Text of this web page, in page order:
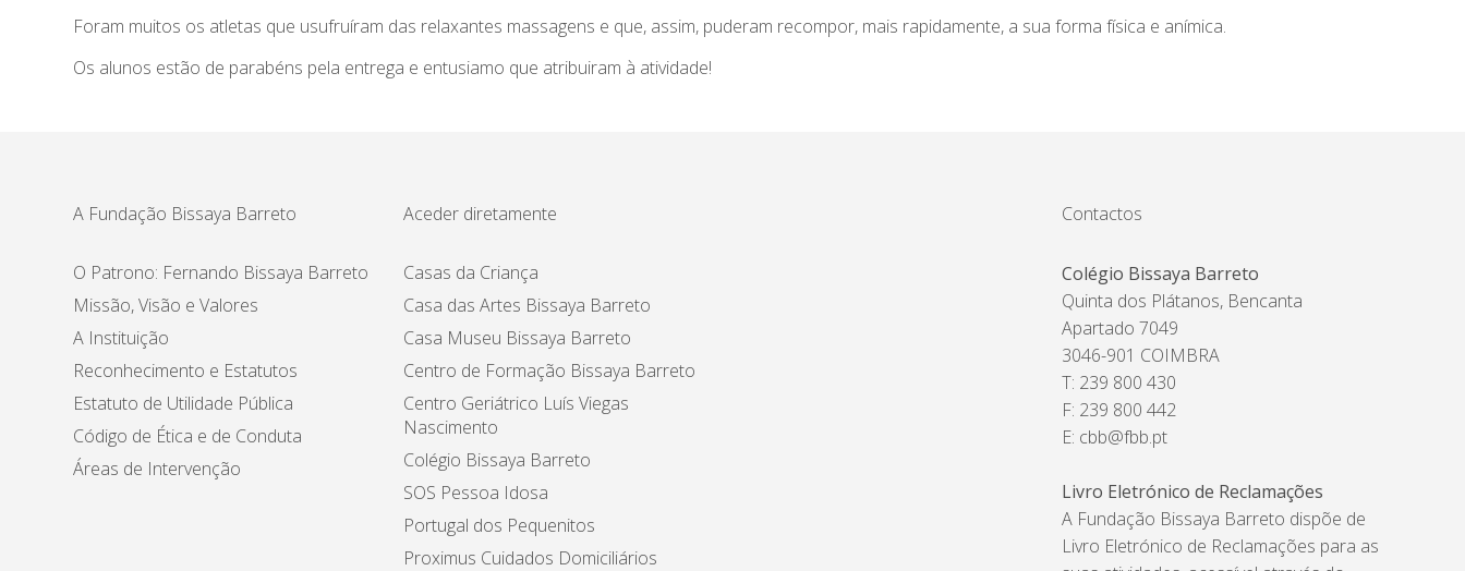
Foram muitos os atletas que usufruíram das relaxantes massagens e que, assim, puderam recompor, mais rapidamente, a sua forma física e anímica.
Os alunos estão de parabéns pela entrega e entusiamo que atribuiram à atividade!
A Fundação Bissaya Barreto
O Patrono: Fernando Bissaya Barreto
Missão, Visão e Valores
A Instituição
Reconhecimento e Estatutos
Estatuto de Utilidade Pública
Código de Ética e de Conduta
Áreas de Intervenção
Aceder diretamente
Casas da Criança
Casa das Artes Bissaya Barreto
Casa Museu Bissaya Barreto
Centro de Formação Bissaya Barreto
Centro Geriátrico Luís Viegas
Nascimento
Colégio Bissaya Barreto
SOS Pessoa Idosa
Portugal dos Pequenitos
Proximus Cuidados Domiciliários
Contactos
Colégio Bissaya Barreto
Quinta dos Plátanos, Bencanta
Apartado 7049
3046-901 COIMBRA
T: 239 800 430
F: 239 800 442
E: cbb@fbb.pt
Livro Eletrónico de Reclamações
A Fundação Bissaya Barreto dispõe de
Livro Eletrónico de Reclamações para as